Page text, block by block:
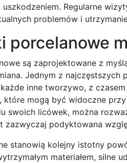
uszkodzeniem. Regularne
problemów i
porcelanowe
są zaprojektowane z
Jednym z
inne tworzywo, z
które mogą być widoczne
swoich licówek, można
zazwyczaj podyktowana
stanowią kolejny istotny
materiałem,